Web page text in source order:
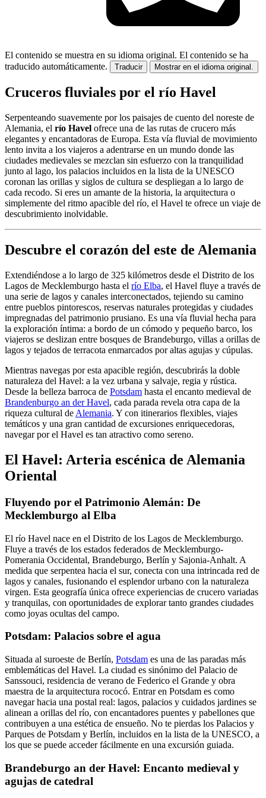
El contenido se muestra en su idioma original. El contenido se ha
traducido automáticamente.
Traducir Mostrar en el idioma original.
Cruceros fluviales por el río Havel
Serpenteando suavemente por los paisajes de cuento del noreste de
Alemania, el río Havel ofrece una de las rutas de crucero más
elegantes y encantadoras de Europa. Esta vía fluvial de movimiento
lento invita a los viajeros a adentrarse en un mundo donde las
ciudades medievales se mezclan sin esfuerzo con la tranquilidad
junto al lago, los palacios incluidos en la lista de la UNESCO
coronan las orillas y siglos de cultura se despliegan a lo largo de
cada recodo. Si eres un amante de la historia, la arquitectura o
simplemente del ritmo apacible del río, el Havel te ofrece un viaje de
descubrimiento inolvidable.
Descubre el corazón del este de Alemania
Extendiéndose a lo largo de 325 kilómetros desde el Distrito de los
Lagos de Mecklemburgo hasta el río Elba, el Havel fluye a través de
una serie de lagos y canales interconectados, tejiendo su camino
entre pueblos pintorescos, reservas naturales protegidas y ciudades
impregnadas del patrimonio prusiano. Es una vía fluvial hecha para
la exploración íntima: a bordo de un cómodo y pequeño barco, los
viajeros se deslizan entre bosques de Brandeburgo, villas a orillas de
lagos y tejados de terracota enmarcados por altas agujas y cúpulas.
Mientras navegas por esta apacible región, descubrirás la doble
naturaleza del Havel: a la vez urbana y salvaje, regia y rústica.
Desde la belleza barroca de Potsdam hasta el encanto medieval de
Brandenburgo an der Havel, cada parada revela otra capa de la
riqueza cultural de Alemania. Y con itinerarios flexibles, viajes
temáticos y una gran cantidad de excursiones enriquecedoras,
navegar por el Havel es tan atractivo como sereno.
El Havel: Arteria escénica de Alemania
Oriental
Fluyendo por el Patrimonio Alemán: De
Mecklemburgo al Elba
El río Havel nace en el Distrito de los Lagos de Mecklemburgo.
Fluye a través de los estados federados de Mecklemburgo-
Pomerania Occidental, Brandeburgo, Berlín y Sajonia-Anhalt. A
medida que serpentea hacia el sur, conecta con una intrincada red de
lagos y canales, fusionando el esplendor urbano con la naturaleza
virgen. Esta geografía única ofrece experiencias de crucero variadas
y tranquilas, con oportunidades de explorar tanto grandes ciudades
como joyas ocultas del campo.
Potsdam: Palacios sobre el agua
Situada al suroeste de Berlín, Potsdam es una de las paradas más
emblemáticas del Havel. La ciudad es sinónimo del Palacio de
Sanssouci, residencia de verano de Federico el Grande y obra
maestra de la arquitectura rococó. Entrar en Potsdam es como
navegar hacia una postal real: lagos, palacios y cuidados jardines se
alinean a orillas del río, con encantadores puentes y pabellones que
contribuyen a una estética de ensueño. No te pierdas los Palacios y
Parques de Potsdam y Berlín, incluidos en la lista de la UNESCO, a
los que se puede acceder fácilmente en una excursión guiada.
Brandeburgo an der Havel: Encanto medieval y
agujas de catedral